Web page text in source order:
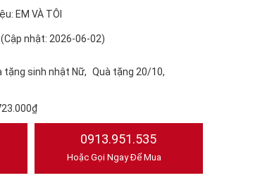
EM VÀ TÔI
(Cập nhật: 2026-06-02)
tặng sinh nhật Nữ
Quà tặng 20/10
0913.951.535
Hoặc Gọi Ngay Để Mua